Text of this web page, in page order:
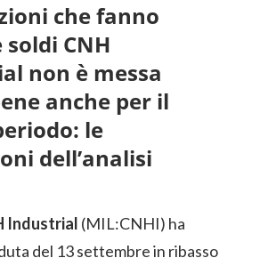
che fanno
CNH
non è messa
anche per il
le
dell’analisi
Industrial (MIL:CNHI) ha
del 13 settembre in ribasso